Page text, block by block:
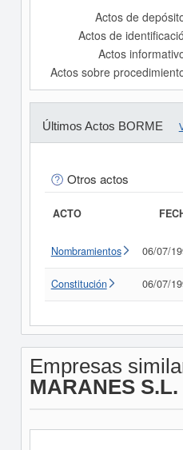
Actos de
Actos de
Actos
Actos sobre
Últimos Actos BORME
Otros actos
ACTO
Nombramientos 06/07/
Constitución 06/07/
Empresas
MARANES S.L.